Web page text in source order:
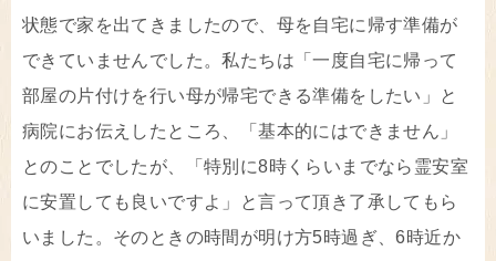
状態で家を出てきましたので、母を自宅に帰す準備が
できていませんでした。私たちは「一度自宅に帰って
部屋の片付けを行い母が帰宅できる準備をしたい」と
病院にお伝えしたところ、「基本的にはできません」
とのことでしたが、「特別に8時くらいまでなら霊安室
に安置しても良いですよ」と言って頂き了承してもら
いました。そのときの時間が明け方5時過ぎ、6時近か